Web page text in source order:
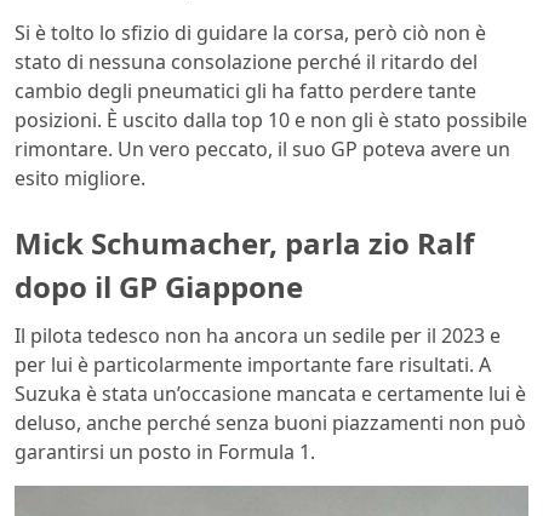
Si è tolto lo sfizio di guidare la corsa, però ciò non è
stato di nessuna consolazione perché il ritardo del
cambio degli pneumatici gli ha fatto perdere tante
posizioni. È uscito dalla top 10 e non gli è stato possibile
rimontare. Un vero peccato, il suo GP poteva avere un
esito migliore.
Mick Schumacher, parla zio Ralf
dopo il GP Giappone
Il pilota tedesco non ha ancora un sedile per il 2023 e
per lui è particolarmente importante fare risultati. A
Suzuka è stata un’occasione mancata e certamente lui è
deluso, anche perché senza buoni piazzamenti non può
garantirsi un posto in Formula 1.